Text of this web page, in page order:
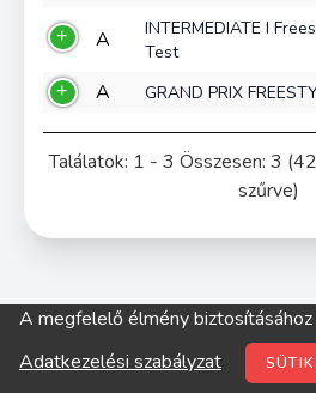
A
INTERMEDIATE I
Test
A
GRAND PRIX
Találatok: 1 - 3 Összesen: 3
szűrve)
© digitop.hu 2022 |Adatkezelési
A megfelelő élmény biztosításához
Adatkezelési szabályzat
SÜTIK